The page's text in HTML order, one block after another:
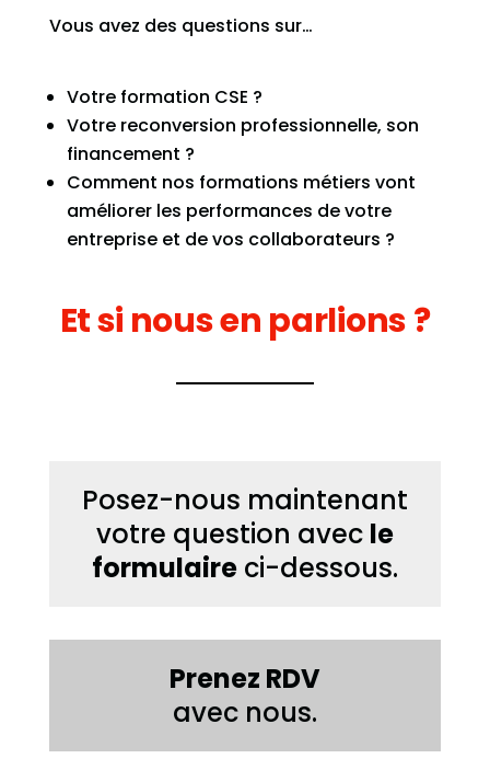
Vous avez des questions sur…
Votre formation CSE ?
Votre reconversion professionnelle, son
financement ?
Comment nos formations métiers vont
améliorer les performances de votre
entreprise et de vos collaborateurs ?
Et si nous en parlions ?
Posez-nous maintenant
votre question avec le
formulaireci-dessous.
Prenez RDV
avec nous.